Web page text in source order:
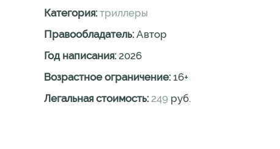
Категория: триллеры
Правообладатель: Автор
Год написания: 2026
Возрастное ограничение: 16+
Легальная стоимость: 249 руб.